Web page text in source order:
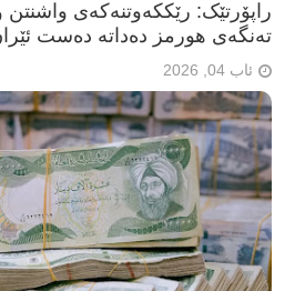
راپۆرتێک: رێککەوتنەکەی واشنتن
تەنگەی هورمز دەداتە دەست
ئاب 04, 2026